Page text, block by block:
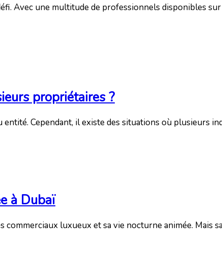
Avec une multitude de professionnels disponibles
propriétaires ?
Cependant, il existe des situations où plusieurs
à Dubaï
luxueux et sa vie nocturne animée. Mais